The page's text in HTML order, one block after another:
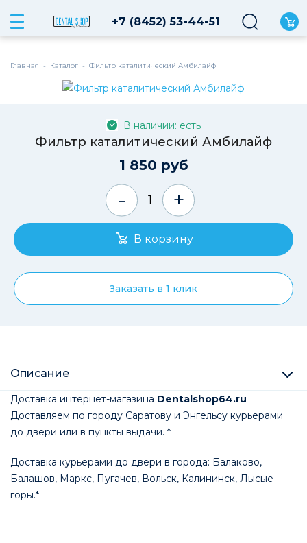
Главная - Каталог - Фильтр каталитический Амбилайф
В наличии на складе
В наличии: есть
Фильтр каталитический Амбилайф
1 850 руб
- +
Заказать в 1 клик
Описание
Доставка интернет-магазина Dentalshop64.ru
Доставляем по городу Саратову и Энгельсу курьерами
до двери или в пункты выдачи. *
Доставка курьерами до двери в города: Балаково,
Балашов, Маркс, Пугачев, Вольск, Калининск, Лысые
горы.*
+7 (8452) 53-44-51